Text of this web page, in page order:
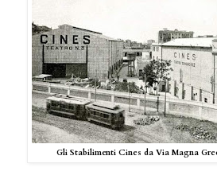
Gli Stabilimenti Cines da Via Magna